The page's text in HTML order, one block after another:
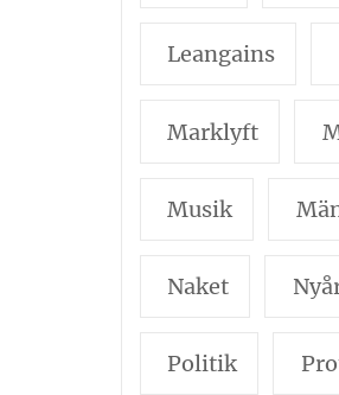
Leangains
Marklyft
Musik
Naket
Politik